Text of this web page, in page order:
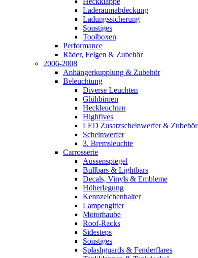
Laderaumabdeckung
Ladungssicherung
Sonstiges
Toolboxen
Performance
Räder, Felgen & Zubehör
2006-2008
Anhängerkupplung & Zubehör
Beleuchtung
Diverse Leuchten
Glühbirnen
Heckleuchten
Highfives
LED Zusatzscheinwerfer & Zubehör
Scheinwerfer
3. Bremsleuchte
Carrosserie
Aussenspiegel
Bullbars & Lightbars
Decals, Vinyls & Embleme
Höherlegung
Kennzeichenhalter
Lampengitter
Motorhaube
Roof-Racks
Sidesteps
Sonstiges
Splashguards & Fenderflares